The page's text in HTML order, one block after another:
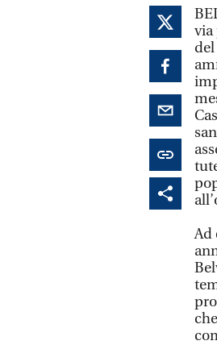
via
Ad